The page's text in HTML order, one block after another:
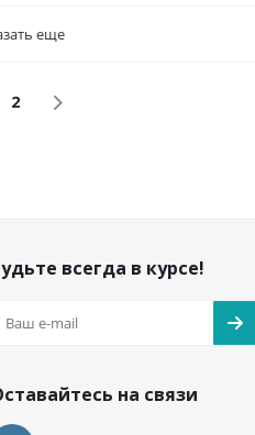
еще
2
всегда в курсе!
на связи